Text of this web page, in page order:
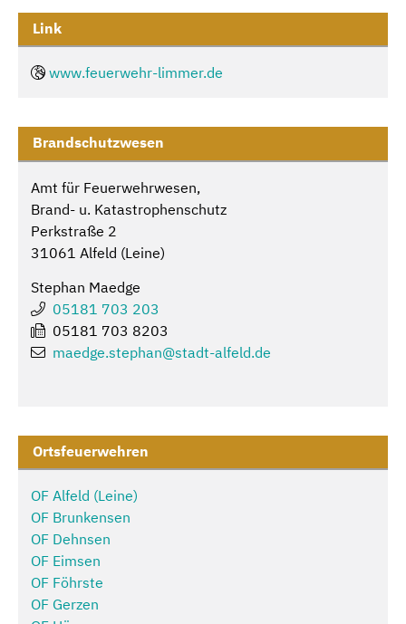
Link
www.feuerwehr-limmer.de
Brandschutzwesen
Amt für Feuerwehrwesen,
Brand- u. Katastrophenschutz
Perkstraße 2
31061 Alfeld (Leine)
Stephan Maedge
05181 703 203
05181 703 8203
maedge.stephan@stadt-alfeld.de
Ortsfeuerwehren
OF Alfeld (Leine)
OF Brunkensen
OF Dehnsen
OF Eimsen
OF Föhrste
OF Gerzen